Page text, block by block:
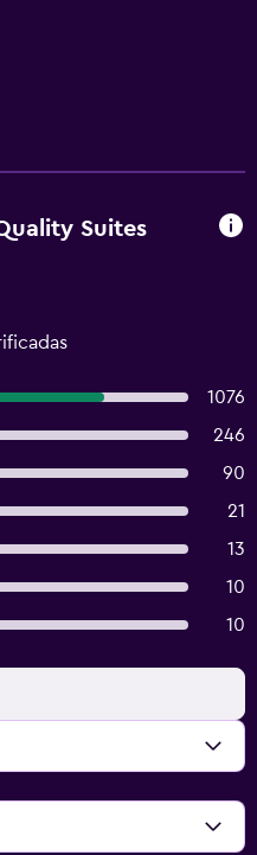
Suites
1076
246
90
21
13
10
10